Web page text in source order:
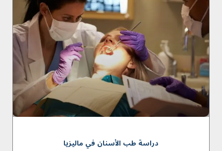
دراسة طب الأسنان في ماليزيا